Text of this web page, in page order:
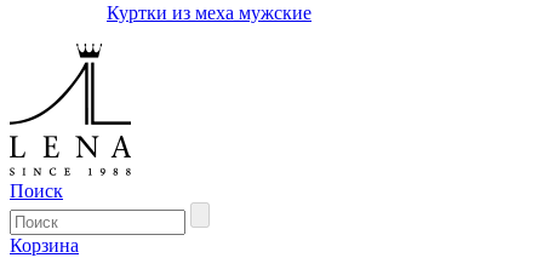
Куртки из меха мужские
Поиск
Корзина